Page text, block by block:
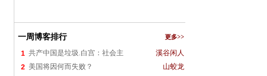
一周博客排行 更多>>
1 共产中国是垃圾.白宫：社会主 溪谷闲人
2 美国将因何而失败？ 山蛟龙